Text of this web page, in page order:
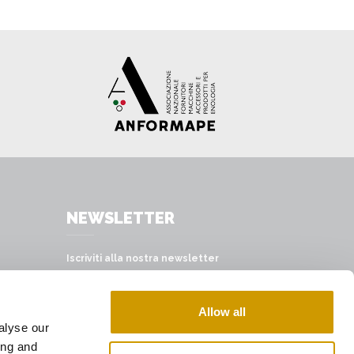
our
and
Allow all
NEWSLETTER
Iscriviti alla nostra newsletter
ISCRIVITI